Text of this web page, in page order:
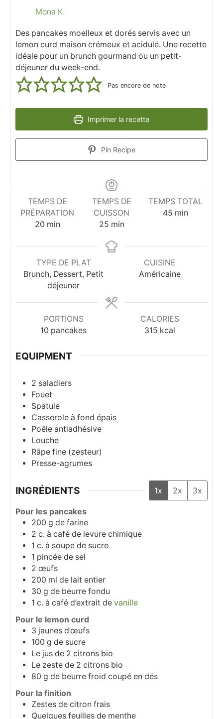
Mona K.
Des pancakes moelleux et dorés servis avec un
lemon curd maison crémeux et acidulé. Une recette
idéale pour un brunch gourmand ou un petit-
déjeuner du week-end.
Pas encore de note
Imprimer la recette
Pin Recipe
TEMPS DE
PRÉPARATION
20minutes
min
TEMPS DE
CUISSON
25minutes
min
TEMPS TOTAL
45 minutes
min
TYPE DE PLAT
Brunch, Dessert, Petit
déjeuner
CUISINE
Américaine
PORTIONS
10 pancakes
CALORIES
315 kcal
EQUIPMENT
2 saladiers
Fouet
Spatule
Casserole à fond épais
Poêle antiadhésive
Louche
Râpe fine (zesteur)
Presse-agrumes
INGRÉDIENTS 1x 2x 3x
Pour les pancakes
200 g de farine
2 c. à café de levure chimique
1 c. à soupe de sucre
1 pincée de sel
2 œufs
200 ml de lait entier
30 g de beurre fondu
1 c. à café d’extrait de vanille
Pour le lemon curd
3 jaunes d’œufs
100 g de sucre
Le jus de 2 citrons bio
Le zeste de 2 citrons bio
80 g de beurre froid coupé en dés
Pour la finition
Zestes de citron frais
Quelques feuilles de menthe